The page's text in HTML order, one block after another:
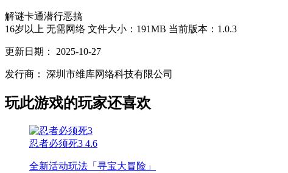
解谜卡通潜行恶搞
16岁以上 无需网络 文件大小：191MB 当前版本：1.0.3
更新日期： 2025-10-27
发行商： 深圳市维库网络科技有限公司
玩此游戏的玩家还喜欢
忍者必须死3 4.6
全新活动玩法「寻宝大冒险」